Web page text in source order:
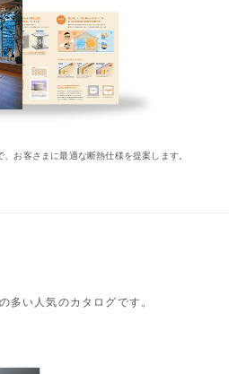
お客さまに最適な断熱仕様を提案します。
多い人気のカタログです。